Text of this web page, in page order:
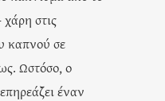
στις
καπνού σε
Ωστόσο, ο
έναν